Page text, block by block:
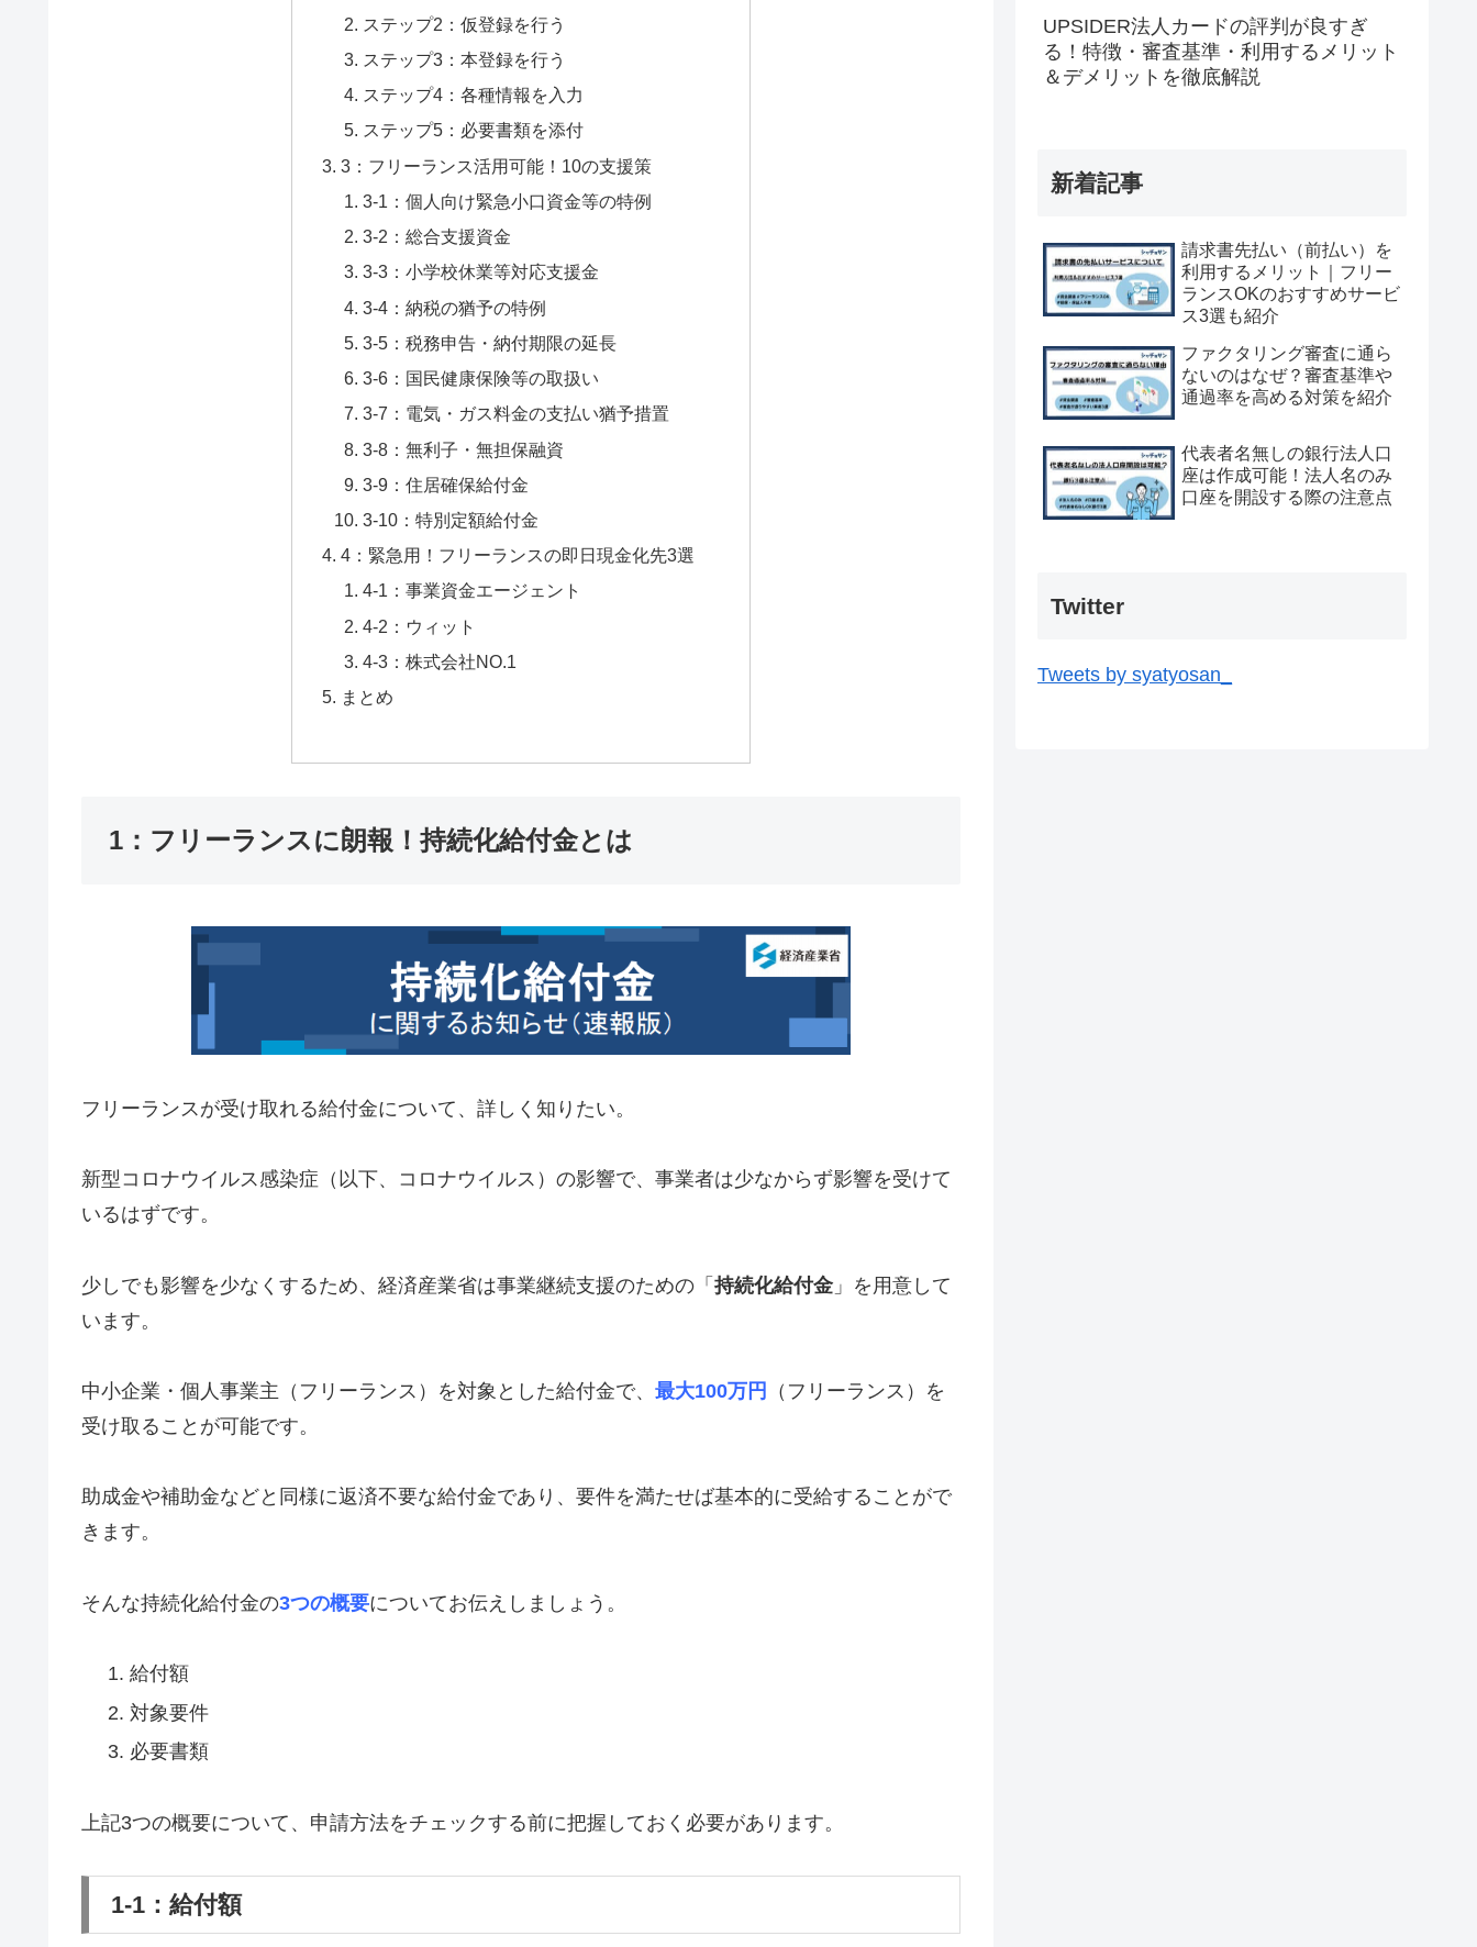
ステップ2：仮登録を行う
ステップ3：本登録を行う
ステップ4：各種情報を入力
ステップ5：必要書類を添付
3：フリーランス活用可能！10の支援策
3-1：個人向け緊急小口資金等の特例
3-2：総合支援資金
3-3：小学校休業等対応支援金
3-4：納税の猶予の特例
3-5：税務申告・納付期限の延長
3-6：国民健康保険等の取扱い
3-7：電気・ガス料金の支払い猶予措置
3-8：無利子・無担保融資
3-9：住居確保給付金
3-10：特別定額給付金
4：緊急用！フリーランスの即日現金化先3選
4-1：事業資金エージェント
4-2：ウィット
4-3：株式会社NO.1
まとめ
1：フリーランスに朗報！持続化給付金とは
フリーランスが受け取れる給付金について、詳しく知りたい。
新型コロナウイルス感染症（以下、コロナウイルス）の影響で、事業者は少なからず影響を受けて
いるはずです。
少しでも影響を少なくするため、経済産業省は事業継続支援のための「 持続化給付金 」を用意して
います。
中小企業・個人事業主（フリーランス）を対象とした給付金で、 最大100万円
（フリーランス）を
受け取ることが可能です。
助成金や補助金などと同様に返済不要な給付金であり、要件を満たせば基本的に受給することがで
きます。
そんな持続化給付金の3つの概要についてお伝えしましょう。
給付額
対象要件
必要書類
上記3つの概要について、申請方法をチェックする前に把握しておく必要があります。
1-1：給付額
UPSIDER法人カードの評判が良すぎ
る！特徴・審査基準・利用するメリット
＆デメリットを徹底解説
新着記事
請求書先払い（前払い）を
利用するメリット｜フリー
ランスOKのおすすめサービ
ス3選も紹介
ファクタリング審査に通ら
ないのはなぜ？審査基準や
通過率を高める対策を紹介
代表者名無しの銀行法人口
座は作成可能！法人名のみ
口座を開設する際の注意点
Twitter
Tweets by syatyosan_